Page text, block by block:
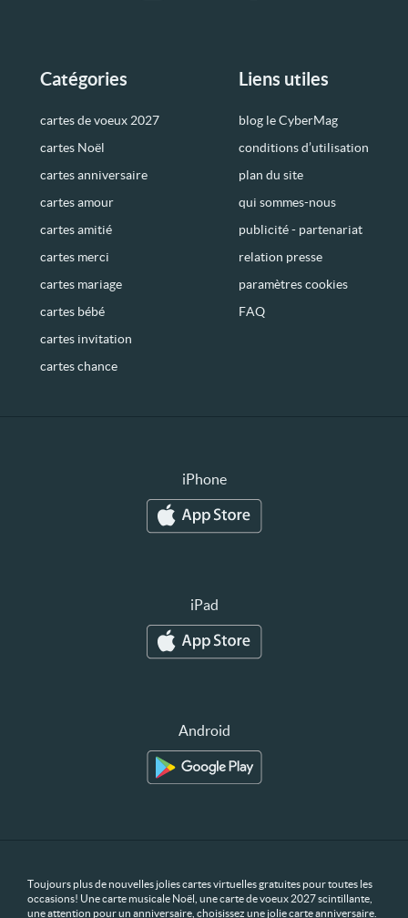
Catégories
cartes de voeux 2027
cartes Noël
cartes anniversaire
cartes amour
cartes amitié
cartes merci
cartes mariage
cartes bébé
cartes invitation
cartes chance
Liens utiles
blog le CyberMag
conditions d’utilisation
plan du site
qui sommes-nous
publicité - partenariat
relation presse
paramètres cookies
FAQ
iPhone
iPad
Android
Toujours plus de nouvelles jolies cartes virtuelles gratuites pour toutes les
occasions! Une carte musicale Noël, une carte de voeux 2027 scintillante,
une attention pour un anniversaire, choisissez une jolie carte anniversaire.